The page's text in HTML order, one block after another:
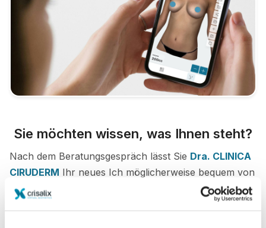
Sie möchten wissen, was Ihnen steht?
Nach dem Beratungsgespräch lässt Sie Dra. CLINICA
CIRUDERM Ihr neues Ich möglicherweise bequem von
Zuhause aus über Ihr eigenes Crisalix-Konto
begutachten. So können Sie Freunde und Familie an